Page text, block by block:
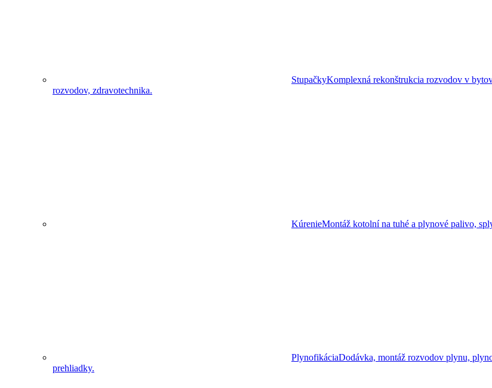
StupačkyKomplexná rekonštrukcia rozvodov v
rozvodov, zdravotechnika.
KúrenieMontáž kotolní na tuhé a plynové palivo,
PlynofikáciaDodávka, montáž rozvodov plynu,
prehliadky.